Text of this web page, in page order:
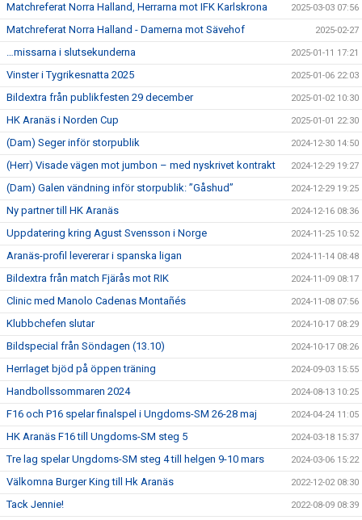
Matchreferat Norra Halland, Herrarna mot IFK Karlskrona 2025-03-03 07:56
Matchreferat Norra Halland - Damerna mot Sävehof 2025-02-27
…missarna i slutsekunderna 2025-01-11 17:21
Vinster i Tygrikesnatta 2025 2025-01-06 22:03
Bildextra från publikfesten 29 december 2025-01-02 10:30
HK Aranäs i Norden Cup 2025-01-01 22:30
(Dam) Seger inför storpublik 2024-12-30 14:50
(Herr) Visade vägen mot jumbon – med nyskrivet kontrakt 2024-12-29 19:27
(Dam) Galen vändning inför storpublik: ”Gåshud” 2024-12-29 19:25
Ny partner till HK Aranäs 2024-12-16 08:36
Uppdatering kring Agust Svensson i Norge 2024-11-25 10:52
Aranäs-profil levererar i spanska ligan 2024-11-14 08:48
Bildextra från match Fjärås mot RIK 2024-11-09 08:17
Clinic med Manolo Cadenas Montañés 2024-11-08 07:56
Klubbchefen slutar 2024-10-17 08:29
Bildspecial från Söndagen (13.10) 2024-10-17 08:26
Herrlaget bjöd på öppen träning 2024-09-03 15:55
Handbollssommaren 2024 2024-08-13 10:25
F16 och P16 spelar finalspel i Ungdoms-SM 26-28 maj 2024-04-24 11:05
HK Aranäs F16 till Ungdoms-SM steg 5 2024-03-18 15:37
Tre lag spelar Ungdoms-SM steg 4 till helgen 9-10 mars 2024-03-06 15:22
Välkomna Burger King till Hk Aranäs 2022-12-02 08:30
Tack Jennie! 2022-08-09 08:39